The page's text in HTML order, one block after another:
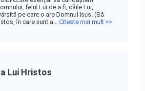
felul Lui de a fi, căile Lui,
pe care o are Domnul Isus. (Să
în care sunt a... Citeste mai mult >>
Lui Hristos